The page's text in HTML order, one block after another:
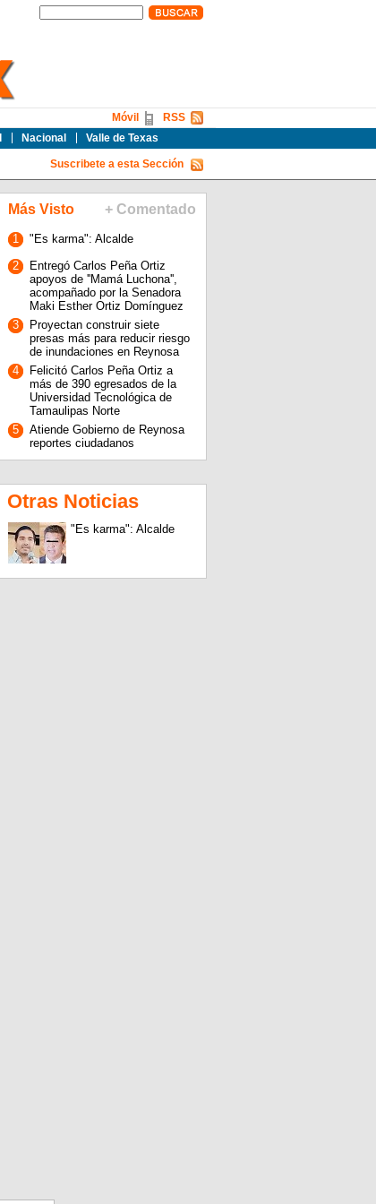
Nacional Valle de Texas
RSS
Móvil
Suscribete a esta Sección
Más Visto + Comentado
1
"Es karma": Alcalde
2
Entregó Carlos Peña Ortiz
apoyos de ''Mamá Luchona'',
acompañado por la Senadora
Maki Esther Ortiz Domínguez
3
Proyectan construir siete
presas más para reducir riesgo
de inundaciones en Reynosa
4
Felicitó Carlos Peña Ortiz a
más de 390 egresados de la
Universidad Tecnológica de
Tamaulipas Norte
5
Atiende Gobierno de Reynosa
reportes ciudadanos
Otras Noticias
"Es karma": Alcalde